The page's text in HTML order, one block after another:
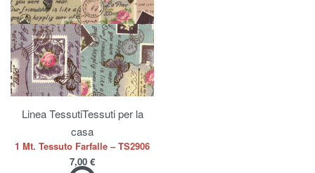
Linea TessutiTessuti per la
casa
1 Mt. Tessuto Farfalle – TS2906
7,00 €